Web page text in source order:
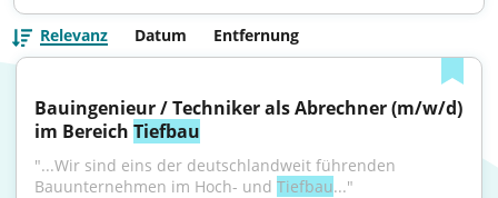
Relevanz Datum Entfernung
Bauingenieur / Techniker als Abrechner (m/w/d)
im Bereich Tiefbau
"...Wir sind eins der deutschlandweit führenden
Bauunternehmen im Hoch- und Tiefbau..."